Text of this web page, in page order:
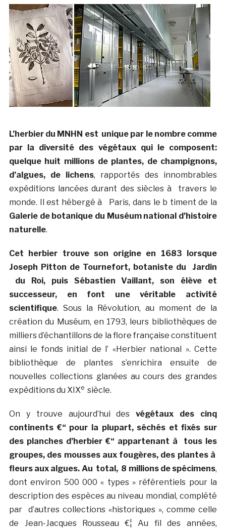
L’herbier du MNHN est unique par le nombre comme
par la diversité des végétaux qui le composent:
quelque huit millions de plantes, de champignons,
d’algues, de lichens, rapportés des innombrables
expéditions lancées durant des siècles à travers le
monde. Il est hébergé à Paris, dans le b timent de la
Galerie de botanique du Muséum national d’histoire
naturelle.
Cet herbier trouve son origine en 1683 lorsque
Joseph Pitton de Tournefort, botaniste du Jardin
du Roi, puis Sébastien Vaillant, son élève et
successeur, en font une véritable activité
scientifique. Sous la Révolution, au moment de la
création du Muséum, en 1793, leurs bibliothèques de
milliers d’échantillons de la flore française constituent
ainsi le fonds initial de l’ «Herbier national ». Cette
bibliothèque de plantes s’enrichira ensuite de
nouvelles collections glanées au cours des grandes
expéditions du XIXesiècle.
On y trouve aujourd’hui desvégétaux des cinq
continents €“ pour la plupart, séchés et fixés sur
des planches d’herbier €“ appartenant à tous les
groupes, des mousses aux fougères, des plantes à
fleurs aux algues. Au total, 8 millions de spécimens,
dont environ 500 000 « types » référentiels pour la
description des espèces au niveau mondial, complété
par d’autres collections «historiques », comme celle
de Jean-Jacques Rousseau €¦ Au fil des années,